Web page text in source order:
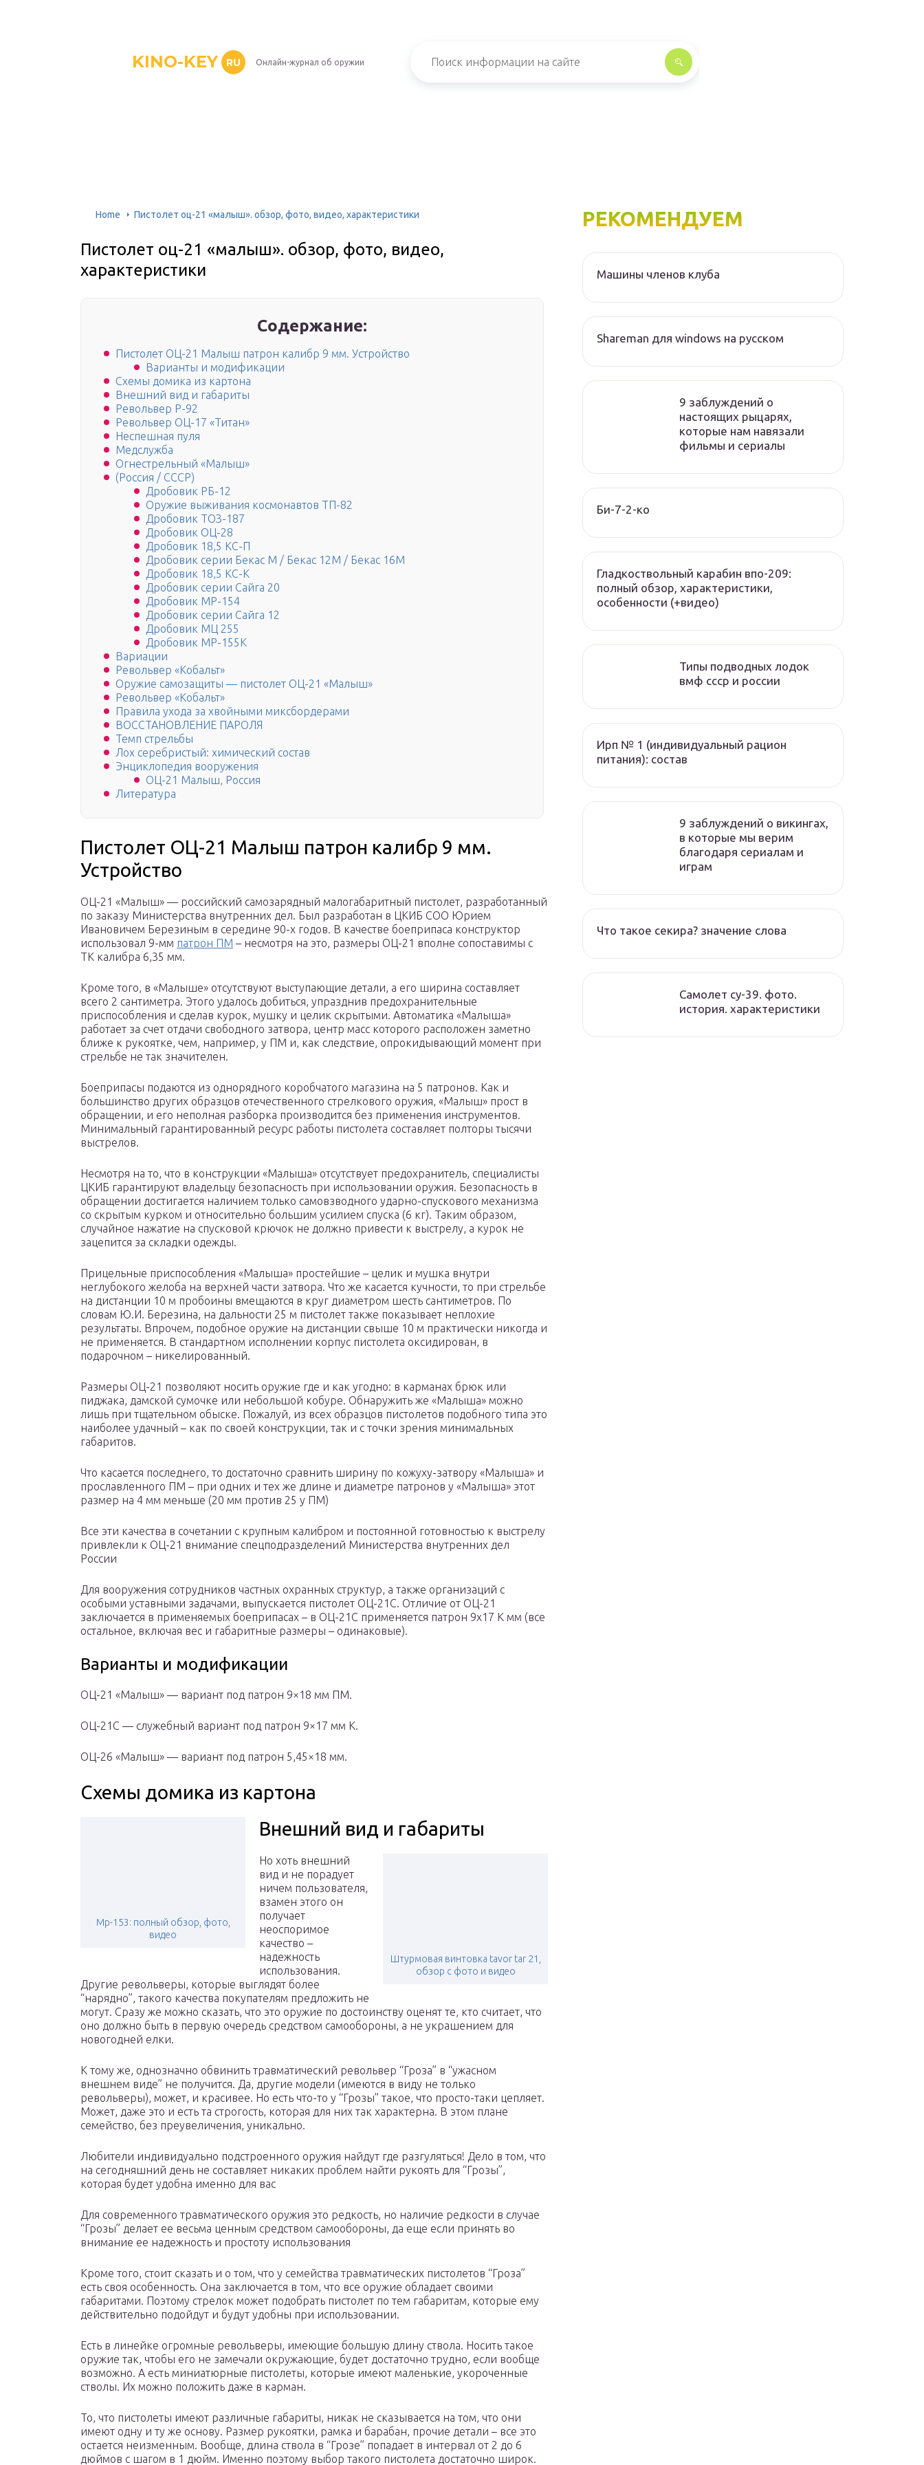
KINO-KEY RU Онлайн-журнал об оружии
Home Пистолет оц-21 «малыш». обзор, фото, видео, характеристики
Пистолет оц-21 «малыш». обзор, фото, видео,
характеристики
Содержание:
Пистолет ОЦ-21 Малыш патрон калибр 9 мм. Устройство
Варианты и модификации
Схемы домика из картона
Внешний вид и габариты
Револьвер Р-92
Револьвер ОЦ-17 «Титан»
Неспешная пуля
Медслужба
Огнестрельный «Малыш»
(Россия / СССР)
Дробовик РБ-12
Оружие выживания космонавтов ТП-82
Дробовик ТОЗ-187
Дробовик ОЦ-28
Дробовик 18,5 КС-П
Дробовик серии Бекас М / Бекас 12М / Бекас 16М
Дробовик 18,5 КС-К
Дробовик серии Сайга 20
Дробовик МР-154
Дробовик серии Сайга 12
Дробовик МЦ 255
Дробовик МР-155К
Вариации
Револьвер «Кобальт»
Оружие самозащиты — пистолет ОЦ-21 «Малыш»
Револьвер «Кобальт»
Правила ухода за хвойными миксбордерами
ВОССТАНОВЛЕНИЕ ПАРОЛЯ
Темп стрельбы
Лох серебристый: химический состав
Энциклопедия вооружения
ОЦ-21 Малыш, Россия
Литература
Пистолет ОЦ-21 Малыш патрон калибр 9 мм.
Устройство
ОЦ-21 «Малыш» — российский самозарядный малогабаритный пистолет, разработанный
по заказу Министерства внутренних дел. Был разработан в ЦКИБ СОО Юрием
Ивановичем Березиным в середине 90-х годов. В качестве боеприпаса конструктор
использовал 9-мм патрон ПМ – несмотря на это, размеры ОЦ-21 вполне сопоставимы с
ТК калибра 6,35 мм.
Кроме того, в «Малыше» отсутствуют выступающие детали, а его ширина составляет
всего 2 сантиметра. Этого удалось добиться, упразднив предохранительные
приспособления и сделав курок, мушку и целик скрытыми. Автоматика «Малыша»
работает за счет отдачи свободного затвора, центр масс которого расположен заметно
ближе к рукоятке, чем, например, у ПМ и, как следствие, опрокидывающий момент при
стрельбе не так значителен.
Боеприпасы подаются из однорядного коробчатого магазина на 5 патронов. Как и
большинство других образцов отечественного стрелкового оружия, «Малыш» прост в
обращении, и его неполная разборка производится без применения инструментов.
Минимальный гарантированный ресурс работы пистолета составляет полторы тысячи
выстрелов.
Несмотря на то, что в конструкции «Малыша» отсутствует предохранитель, специалисты
ЦКИБ гарантируют владельцу безопасность при использовании оружия. Безопасность в
обращении достигается наличием только самовзводного ударно-спускового механизма
со скрытым курком и относительно большим усилием спуска (6 кг). Таким образом,
случайное нажатие на спусковой крючок не должно привести к выстрелу, а курок не
зацепится за складки одежды.
Прицельные приспособления «Малыша» простейшие – целик и мушка внутри
неглубокого желоба на верхней части затвора. Что же касается кучности, то при стрельбе
на дистанции 10 м пробоины вмещаются в круг диаметром шесть сантиметров. По
словам Ю.И. Березина, на дальности 25 м пистолет также показывает неплохие
результаты. Впрочем, подобное оружие на дистанции свыше 10 м практически никогда и
не применяется. В стандартном исполнении корпус пистолета оксидирован, в
подарочном – никелированный.
Размеры ОЦ-21 позволяют носить оружие где и как угодно: в карманах брюк или
пиджака, дамской сумочке или небольшой кобуре. Обнаружить же «Малыша» можно
лишь при тщательном обыске. Пожалуй, из всех образцов пистолетов подобного типа это
наиболее удачный – как по своей конструкции, так и с точки зрения минимальных
габаритов.
Что касается последнего, то достаточно сравнить ширину по кожуху-затвору «Малыша» и
прославленного ПМ – при одних и тех же длине и диаметре патронов у «Малыша» этот
размер на 4 мм меньше (20 мм против 25 у ПМ)
Все эти качества в сочетании с крупным калибром и постоянной готовностью к выстрелу
привлекли к ОЦ-21 внимание спецподразделений Министерства внутренних дел
России
Для вооружения сотрудников частных охранных структур, а также организаций с
особыми уставными задачами, выпускается пистолет ОЦ-21С. Отличие от ОЦ-21
заключается в применяемых боеприпасах – в ОЦ-21С применяется патрон 9х17 K мм (все
остальное, включая вес и габаритные размеры – одинаковые).
Варианты и модификации
ОЦ-21 «Малыш» — вариант под патрон 9×18 мм ПМ.
ОЦ-21С — служебный вариант под патрон 9×17 мм К.
ОЦ-26 «Малыш» — вариант под патрон 5,45×18 мм.
Схемы домика из картона
Мр-153: полный обзор, фото,
видео
Внешний вид и габариты
Штурмовая винтовка tavor tar 21,
обзор с фото и видео
Но хоть внешний
вид и не порадует
ничем пользователя,
взамен этого он
получает
неоспоримое
качество –
надежность
использования.
Другие револьверы, которые выглядят более
“нарядно”, такого качества покупателям предложить не
могут. Сразу же можно сказать, что это оружие по достоинству оценят те, кто считает, что
оно должно быть в первую очередь средством самообороны, а не украшением для
новогодней елки.
К тому же, однозначно обвинить травматический револьвер “Гроза” в “ужасном
внешнем виде” не получится. Да, другие модели (имеются в виду не только
револьверы), может, и красивее. Но есть что-то у “Грозы” такое, что просто-таки цепляет.
Может, даже это и есть та строгость, которая для них так характерна. В этом плане
семейство, без преувеличения, уникально.
Любители индивидуально подстроенного оружия найдут где разгуляться! Дело в том, что
на сегодняшний день не составляет никаких проблем найти рукоять для “Грозы”,
которая будет удобна именно для вас
Для современного травматического оружия это редкость, но наличие редкости в случае
“Грозы” делает ее весьма ценным средством самообороны, да еще если принять во
внимание ее надежность и простоту использования
Кроме того, стоит сказать и о том, что у семейства травматических пистолетов “Гроза”
есть своя особенность. Она заключается в том, что все оружие обладает своими
габаритами. Поэтому стрелок может подобрать пистолет по тем габаритам, которые ему
действительно подойдут и будут удобны при использовании.
Есть в линейке огромные револьверы, имеющие большую длину ствола. Носить такое
оружие так, чтобы его не замечали окружающие, будет достаточно трудно, если вообще
возможно. А есть миниатюрные пистолеты, которые имеют маленькие, укороченные
стволы. Их можно положить даже в карман.
То, что пистолеты имеют различные габариты, никак не сказывается на том, что они
имеют одну и ту же основу. Размер рукоятки, рамка и барабан, прочие детали – все это
остается неизменным. Вообще, длина ствола в “Грозе” попадает в интервал от 2 до 6
дюймов с шагом в 1 дюйм. Именно поэтому выбор такого пистолета достаточно широк.
РЕКОМЕНДУЕМ
Машины членов клуба
Shareman для windows на русском
9 заблуждений о
настоящих рыцарях,
которые нам навязали
фильмы и сериалы
Би-7-2-ко
Гладкоствольный карабин впо-209:
полный обзор, характеристики,
особенности (+видео)
Типы подводных лодок
вмф ссср и россии
Ирп № 1 (индивидуальный рацион
питания): состав
9 заблуждений о викингах,
в которые мы верим
благодаря сериалам и
играм
Что такое секира? значение слова
Самолет су-39. фото.
история. характеристики